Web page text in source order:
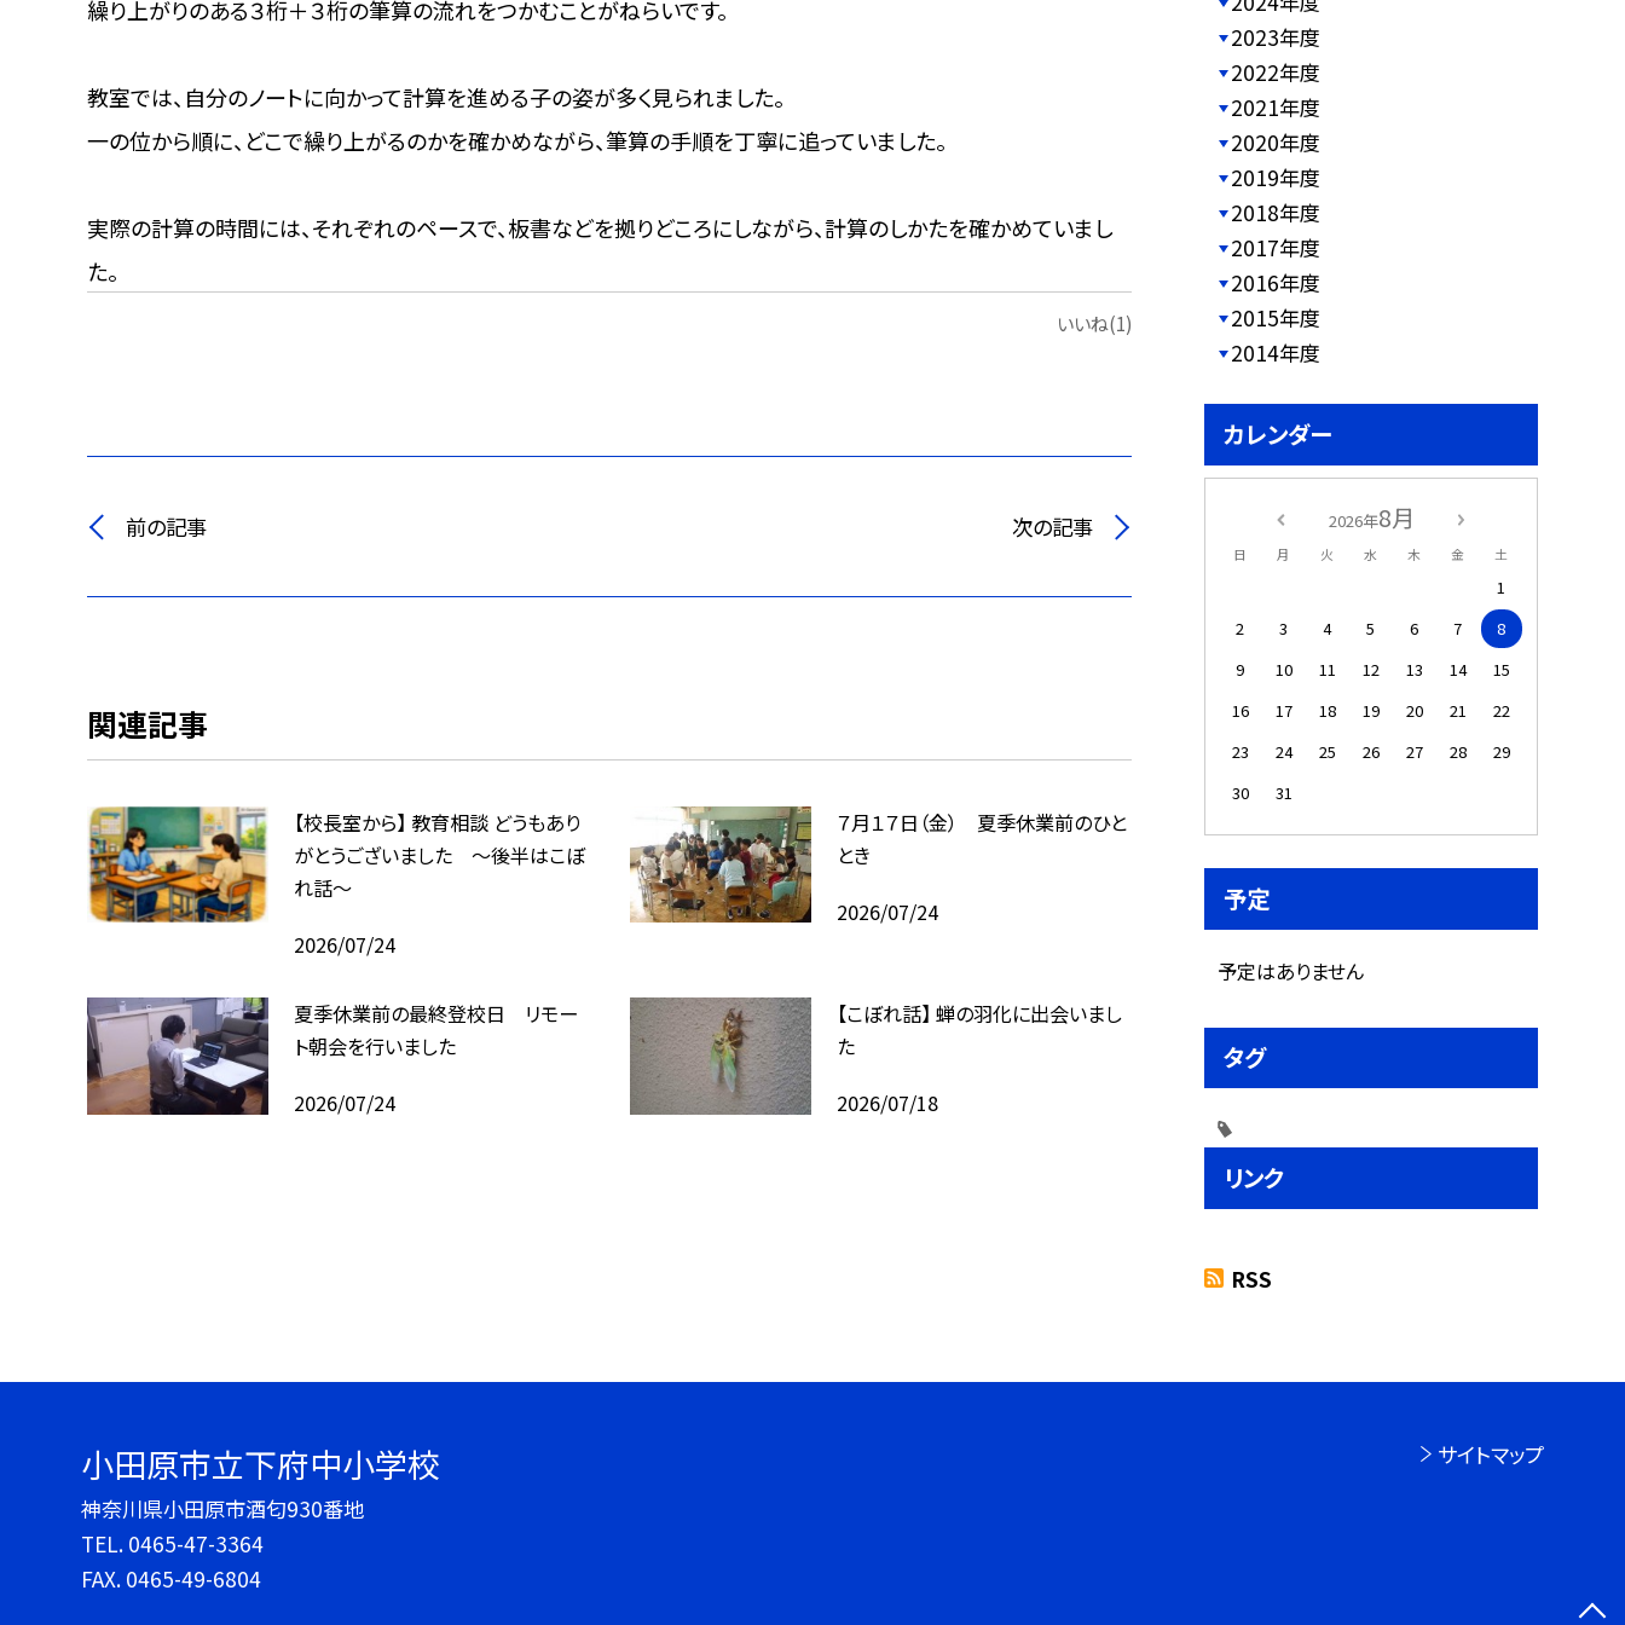
繰り上がりのある３桁＋３桁の筆算の流れをつかむことがねらいです。
教室では、自分のノートに向かって計算を進める子の姿が多く見られました。
一の位から順に、どこで繰り上がるのかを確かめながら、筆算の手順を丁寧に追っていました。
実際の計算の時間には、それぞれのペースで、板書などを拠りどころにしながら、計算のしかたを確かめていまし
た。
いいね(1)
前の記事 次の記事
関連記事
【校長室から】 教育相談 どうもあり
がとうございました ～後半はこぼ
れ話～
2026/07/24
７月１７日（金） 夏季休業前のひと
とき
2026/07/24
夏季休業前の最終登校日 リモー
ト朝会を行いました
2026/07/24
【こぼれ話】 蝉の羽化に出会いまし
た
2026/07/18
2023年度
2022年度
2021年度
2020年度
2019年度
2018年度
2017年度
2016年度
2015年度
2014年度
カレンダー
2026年8月
日 月 火 水 木 金 土
1
2
3 4 5 6 7
8
9
10 11 12 13 14
15
16
17 18 19 20 21
22
23
24 25 26 27 28
29
30
31
予定
予定はありません
タグ
リンク
RSS
小田原市立下府中小学校
神奈川県小田原市酒匂930番地
TEL. 0465-47-3364
FAX. 0465-49-6804
サイトマップ